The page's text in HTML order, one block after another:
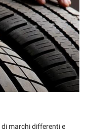
di marchi differenti e